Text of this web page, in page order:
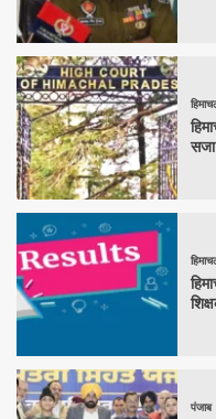
सजा
पंजाब